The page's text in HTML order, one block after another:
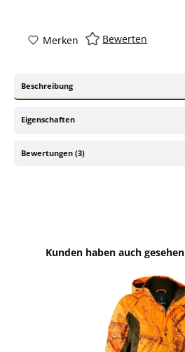
Merken Bewerten
Beschreibung
Eigenschaften
Bewertungen (3)
Produktgalerie überspringen
Kunden haben auch gesehen